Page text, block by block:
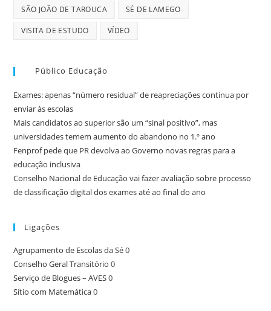
SÃO JOÃO DE TAROUCA SÉ DE LAMEGO
VISITA DE ESTUDO VÍDEO
Público Educação
Exames: apenas “número residual” de reapreciações continua por
enviar às escolas
Mais candidatos ao superior são um “sinal positivo”, mas
universidades temem aumento do abandono no 1.º ano
Fenprof pede que PR devolva ao Governo novas regras para a
educação inclusiva
Conselho Nacional de Educação vai fazer avaliação sobre processo
de classificação digital dos exames até ao final do ano
Ligações
Agrupamento de Escolas da Sé0
Conselho Geral Transitório 0
Serviço de Blogues – AVES0
Sítio com Matemática0